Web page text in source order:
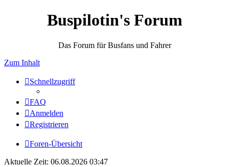
Buspilotin's Forum
Das Forum für Busfans und Fahrer
Zum Inhalt
Schnellzugriff
FAQ
Anmelden
Registrieren
Foren-Übersicht
Aktuelle Zeit: 06.08.2026 03:47